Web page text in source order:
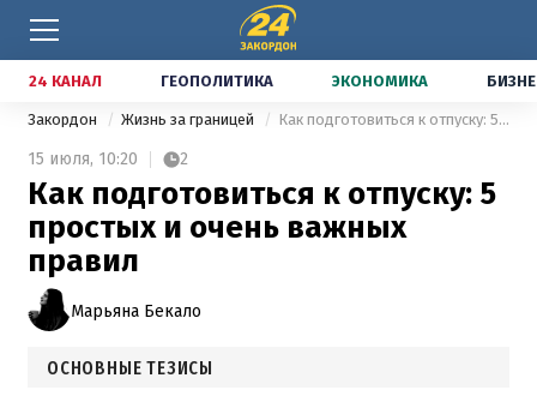
24 КАНАЛ ГЕОПОЛИТИКА ЭКОНОМИКА
Закордон Жизнь за границей Как подготовиться к отпуску: 5 простых и очень важных правил
15 июля, 10:20 2
Как подготовиться к отпуску: 5
простых и очень важных
правил
Марьяна Бекало
ОСНОВНЫЕ ТЕЗИСЫ